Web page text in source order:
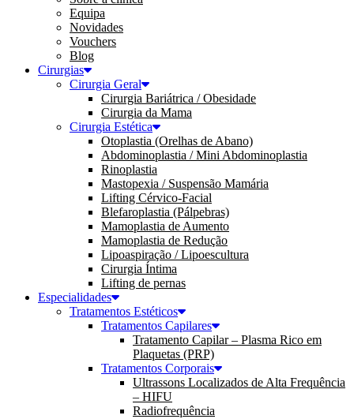
Equipa
Novidades
Vouchers
Blog
Cirurgias
Cirurgia Geral
Cirurgia Bariátrica / Obesidade
Cirurgia da Mama
Cirurgia Estética
Otoplastia (Orelhas de Abano)
Abdominoplastia / Mini Abdominoplastia
Rinoplastia
Mastopexia / Suspensão Mamária
Lifting Cérvico-Facial
Blefaroplastia (Pálpebras)
Mamoplastia de Aumento
Mamoplastia de Redução
Lipoaspiração / Lipoescultura
Cirurgia Íntima
Lifting de pernas
Especialidades
Tratamentos Estéticos
Tratamentos Capilares
Tratamento Capilar – Plasma Rico em
Plaquetas (PRP)
Tratamentos Corporais
Ultrassons Localizados de Alta Frequência
– HIFU
Radiofrequência